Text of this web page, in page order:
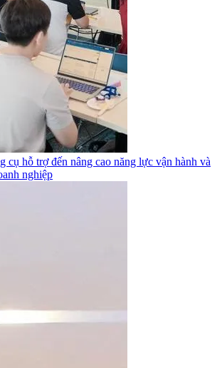
cụ hỗ trợ đến nâng cao năng lực vận hành và
nghiệp